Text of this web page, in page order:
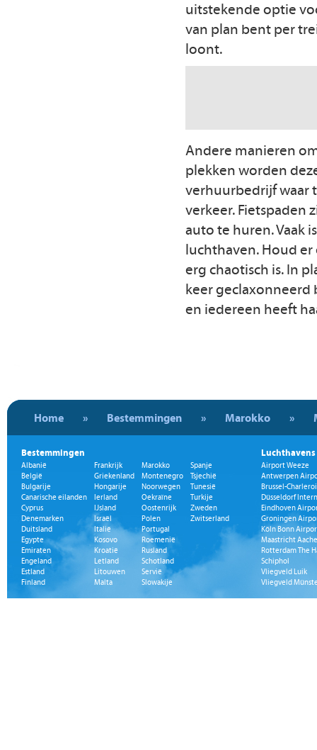
uitstekende optie
van plan bent per
loont.
Andere manieren
plekken worden
verhuurbedrijf waar
verkeer. Fietspaden
auto te huren. Vaak
luchthaven. Houd
erg chaotisch is. In
keer geclaxonneerd
en iedereen heeft
Home » Bestemmingen » Marokko »
Bestemmingen
Albanië
België
Bulgarije
Canarische eilanden
Cyprus
Denemarken
Duitsland
Egypte
Emiraten
Engeland
Estland
Finland
Frankrijk
Griekenland
Hongarije
Ierland
IJsland
Israël
Italië
Kosovo
Kroatië
Letland
Litouwen
Malta
Marokko
Montenegro
Noorwegen
Oekraïne
Oostenrijk
Polen
Portugal
Roemenië
Rusland
Schotland
Servië
Slowakije
Spanje
Tsjechië
Tunesië
Turkije
Zweden
Zwitserland
Luchthavens
Airport Weeze
Antwerpen
Brussel-
Düsseldorf
Eindhoven
Groningen
Köln Bonn
Maastricht
Rotterdam The
Schiphol
Vliegveld Luik
Vliegveld